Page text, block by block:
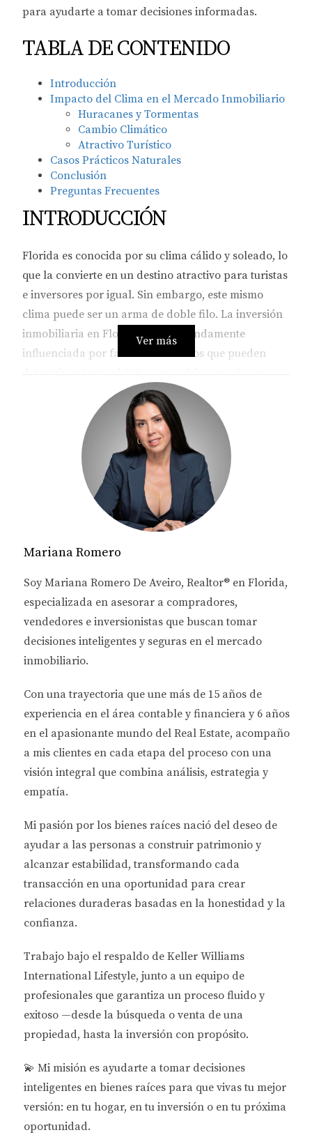
para ayudarte a tomar decisiones informadas.
TABLA DE CONTENIDO
Introducción
Impacto del Clima en el Mercado Inmobiliario
Huracanes y Tormentas
Cambio Climático
Atractivo Turístico
Casos Prácticos Naturales
Conclusión
Preguntas Frecuentes
INTRODUCCIÓN
Florida es conocida por su clima cálido y soleado, lo
que la convierte en un destino atractivo para turistas
e inversores por igual. Sin embargo, este mismo
clima puede ser un arma de doble filo. La inversión
inmobiliaria en Florida está profundamente
influenciada por factores climáticos que pueden
propiedad. Desde la posibilidad de huracanes hasta
las tendencias de cambio climático, entender estas
variables es esencial para cualquier persona
interesada en invertir en bienes raíces en este estado
vibrante. En este artículo, te invitamos a explorar
cómo el clima impacta en la inversión inmobiliaria
en Florida y cómo puedes navegar por estos
MERCADO INMOBILIARIO
El clima no solo afecta la calidad de vida de los
residentes, sino que también tiene un impacto
directo en la inversión inmobiliaria. A continuación,
analizaremos tres aspectos clave que debes
considerar.
Huracanes y Tormentas
Florida es famosa por sus huracanes, que pueden
causar daños significativos a las propiedades. Los
inversores deben estar preparados para enfrentar
estos desastres naturales, ya que pueden afectar
tanto el valor de las propiedades como su
rentabilidad.
Las propiedades ubicadas en zonas costeras
suelen tener primas de seguro más altas
debido al riesgo de huracanes.
tormentas pueden perder valor rápidamente.
La demanda puede disminuir temporalmente
después de un huracán, afectando las ventas y
alquileres.
Es fundamental que los inversores realicen estudios
de riesgo antes de comprar propiedades en áreas
propensas a huracanes. Esto no solo les ayudará a
entender los costos asociados con el seguro, sino
también a evaluar si la inversión vale la pena a
largo plazo.
Ver más
Mariana Romero
Soy Mariana Romero De Aveiro, Realtor® en Florida,
especializada en asesorar a compradores,
vendedores e inversionistas que buscan tomar
decisiones inteligentes y seguras en el mercado
inmobiliario.
Con una trayectoria que une más de 15 años de
experiencia en el área contable y financiera y 6 años
en el apasionante mundo del Real Estate, acompaño
a mis clientes en cada etapa del proceso con una
visión integral que combina análisis, estrategia y
empatía.
Mi pasión por los bienes raíces nació del deseo de
ayudar a las personas a construir patrimonio y
alcanzar estabilidad, transformando cada
transacción en una oportunidad para crear
relaciones duraderas basadas en la honestidad y la
confianza.
Trabajo bajo el respaldo de Keller Williams
International Lifestyle, junto a un equipo de
profesionales que garantiza un proceso fluido y
exitoso —desde la búsqueda o venta de una
propiedad, hasta la inversión con propósito.
💫 Mi misión es ayudarte a tomar decisiones
inteligentes en bienes raíces para que vivas tu mejor
versión: en tu hogar, en tu inversión o en tu próxima
oportunidad.